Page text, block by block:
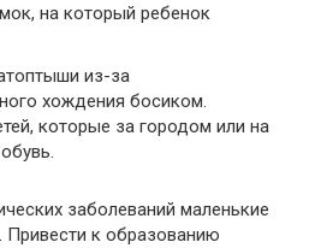
на который ребенок
из-за
хождения босиком.
которые за городом или на
заболеваний маленькие
Привести к образованию